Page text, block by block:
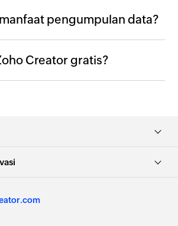
pengumpulan data?
Creator gratis?